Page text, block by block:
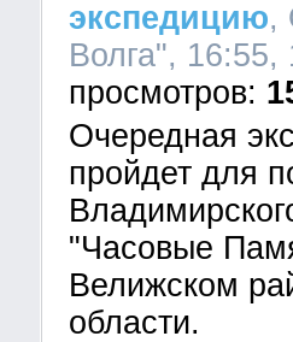
экспедицию,
Волга",
Очередная
пройдет для
"Часовые
Велижском
области.